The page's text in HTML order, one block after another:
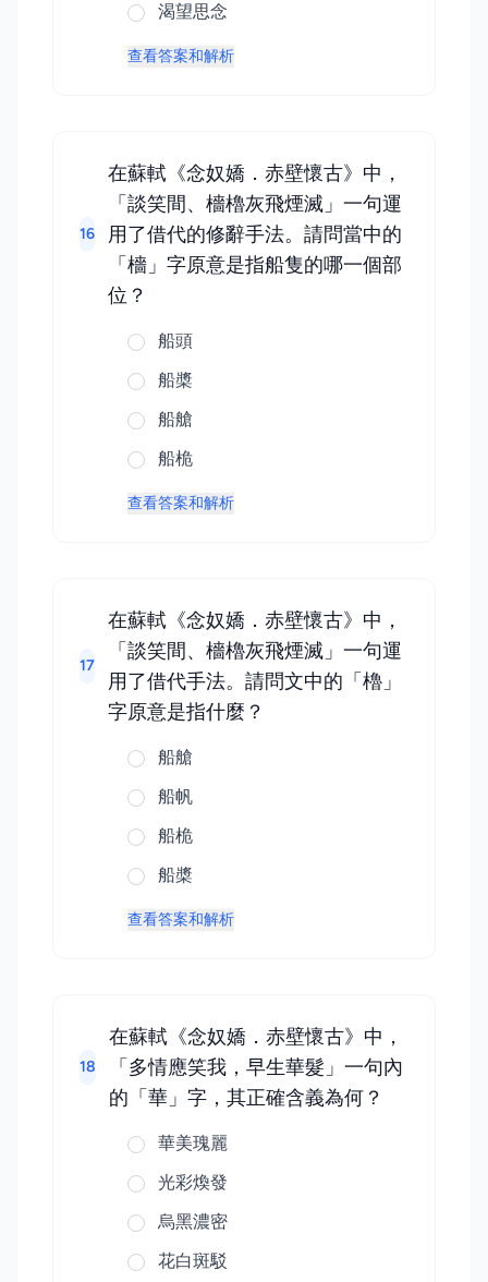
渴望思念
查看答案和解析
16
在蘇軾《念奴嬌．赤壁懷古》中，
「談笑間、檣櫓灰飛煙滅」一句運
用了借代的修辭手法。請問當中的
「檣」字原意是指船隻的哪一個部
位？
船頭
船槳
船艙
船桅
查看答案和解析
17
在蘇軾《念奴嬌．赤壁懷古》中，
「談笑間、檣櫓灰飛煙滅」一句運
用了借代手法。請問文中的「櫓」
字原意是指什麼？
船艙
船帆
船桅
船槳
查看答案和解析
18
在蘇軾《念奴嬌．赤壁懷古》中，
「多情應笑我，早生華髮」一句內
的「華」字，其正確含義為何？
華美瑰麗
光彩煥發
烏黑濃密
花白斑駁